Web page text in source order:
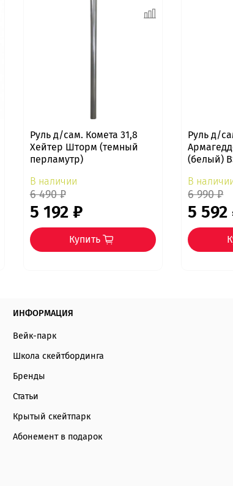
Руль д/сам. Комета 31,8
Хейтер Шторм (темный
перламутр)
В наличии
6 490 ₽
5 192 ₽
Купить
Руль д/
(белый)
В
6 990 ₽
5 592
ИНФОРМАЦИЯ
Вейк-парк
Школа скейтбординга
Бренды
Статьи
Крытый скейтпарк
Абонемент в подарок